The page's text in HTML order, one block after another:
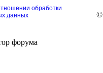
обработки
данных
©
форума